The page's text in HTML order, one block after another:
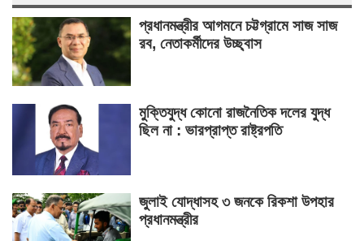
প্রধানমন্ত্রীর আগমনে চট্টগ্রামে সাজ সাজ
রব, নেতাকর্মীদের উচ্ছ্বাস
মুক্তিযুদ্ধ কোনো রাজনৈতিক দলের যুদ্ধ
ছিল না : ভারপ্রাপ্ত রাষ্ট্রপতি
জুলাই যোদ্ধাসহ ৩ জনকে রিকশা উপহার
প্রধানমন্ত্রীর